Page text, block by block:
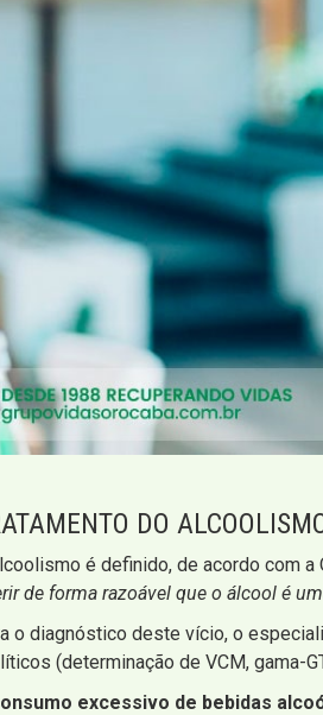
DO
é definido, de acordo com a
de forma razoável que o álcool é
o diagnóstico deste vício, o
(determinação de VCM, gama-
excessivo de bebidas